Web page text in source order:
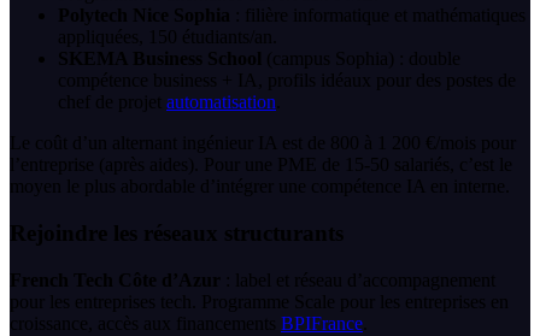
Polytech Nice Sophia : filière informatique et mathématiques
appliquées, 150 étudiants/an.
SKEMA Business School (campus Sophia) : double
compétence business + IA, profils idéaux pour des postes de
chef de projet automatisation
Le coût d’un alternant ingénieur IA est de 800 à 1 200 €/mois pour
l’entreprise (après aides). Pour une PME de 15-50 salariés, c’est le
moyen le plus abordable d’intégrer une compétence IA en interne.
Rejoindre les réseaux structurants
French Tech Côte d’Azur
: label et réseau d’accompagnement
pour les entreprises tech. Programme Scale pour les entreprises en
croissance, accès aux financements BPIFrance